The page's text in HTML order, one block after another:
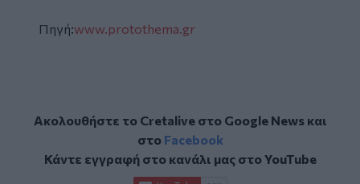
Πηγή:www.protothema.gr
Ακολουθήστε το Cretalive στο Google Newsκαι
στο Facebook
Κάντε εγγραφή στο κανάλι μας στοYouTube